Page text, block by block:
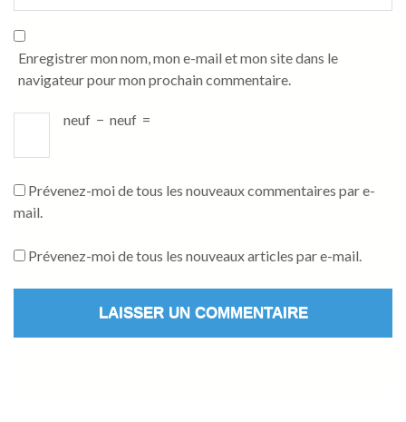
Enregistrer mon nom, mon e-mail et mon site dans le
navigateur pour mon prochain commentaire.
neuf − neuf =
Prévenez-moi de tous les nouveaux commentaires par e-
mail.
Prévenez-moi de tous les nouveaux articles par e-mail.